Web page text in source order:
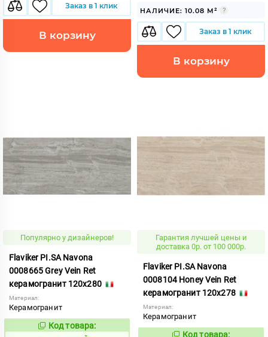
Заказ в 1 клик
В корзину
НАЛИЧИЕ: 10.08 М²
Заказ в 1 клик
В корзину
Популярно у дизайнеров!
Flaviker PI.SA Navona
0008665 Grey Vein Ret
керамогранит 120x280
Материал:
Керамогранит
825948
Код товара:
Гарантия лучшей цены и
доставка 0р. от 100 000р.
Flaviker PI.SA Navona
0008104 Honey Vein Ret
керамогранит 120x278
Материал:
Керамогранит
Код товара: